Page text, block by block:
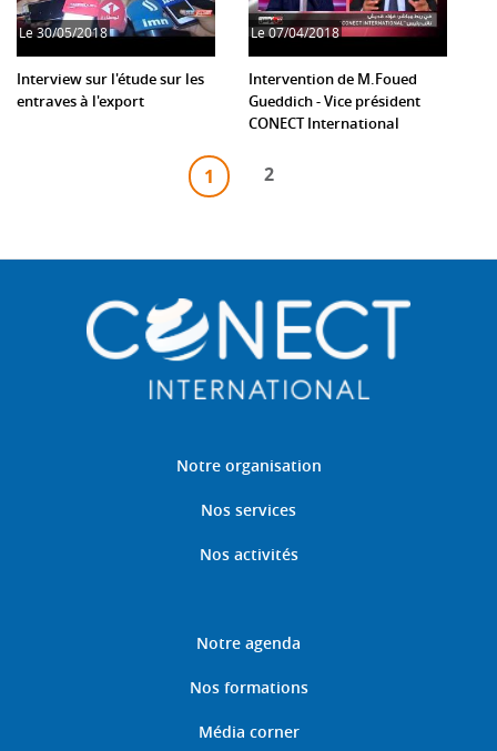
Interview sur l'étude sur les
entraves à l'export
Le30/05/2018
Intervention de M.Foued
Gueddich - Vice président
CONECT International
Le07/04/2018
1 2
Notre organisation
Nos services
Nos activités
Notre agenda
Nos formations
Média corner